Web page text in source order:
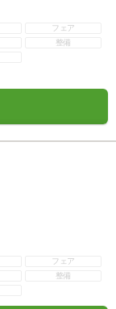
フェア
整備
フェア
整備